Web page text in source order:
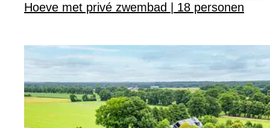
Hoeve met privé zwembad | 18 personen